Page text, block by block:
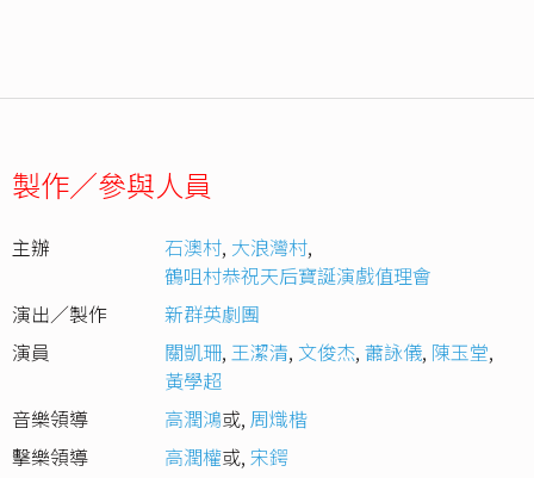
製作／參與人員
主辦 石澳村, 大浪灣村,
鶴咀村恭祝天后寶誕演戲值理會
演出／製作
新群英劇團
演員
關凱珊, 王潔清, 文俊杰,蕭詠儀, 陳玉堂,
黃學超
音樂領導
高潤鴻或, 周熾楷
擊樂領導
高潤權或, 宋鍔